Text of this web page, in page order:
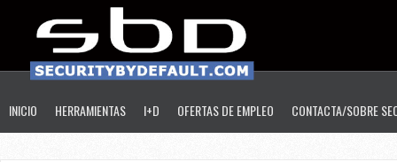
INICIO HERRAMIENTAS I+D OFERTAS DE EMPLEO CONTACTA/SOBRE